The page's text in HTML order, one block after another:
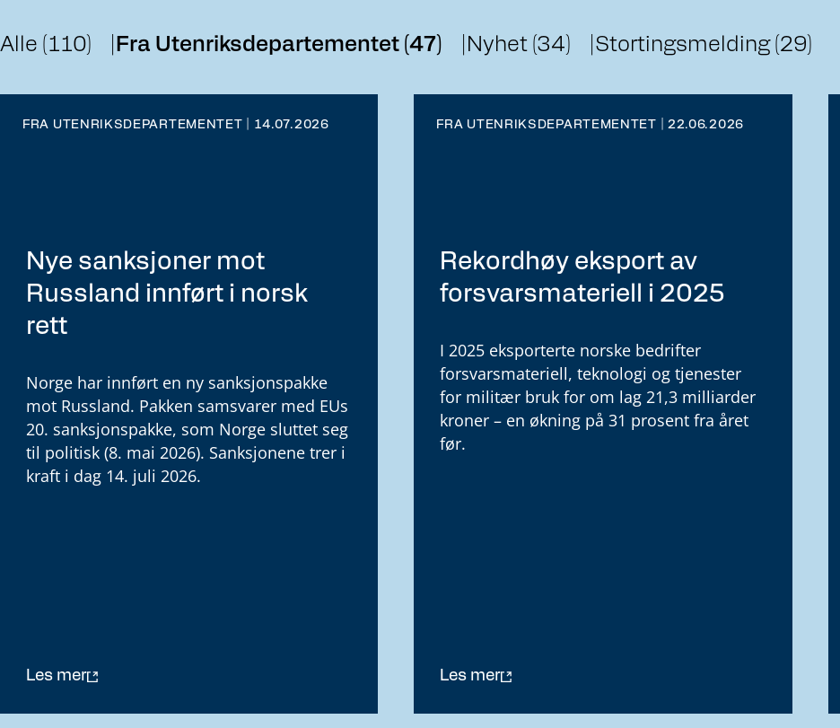
Alle (110) Fra Utenriksdepartementet (47) Nyhet (34) Stortingsmelding (29)
FRA UTENRIKSDEPARTEMENTET | 14.07.2026
Nye sanksjoner mot
Russland innført i norsk
rett
Norge har innført en ny sanksjonspakke
mot Russland. Pakken samsvarer med EUs
20. sanksjonspakke, som Norge sluttet seg
til politisk (8. mai 2026). Sanksjonene trer i
kraft i dag 14. juli 2026.
Les mer
FRA UTENRIKSDEPARTEMENTET | 22.06.2026
Rekordhøy eksport av
forsvarsmateriell i 2025
I 2025 eksporterte norske bedrifter
forsvarsmateriell, teknologi og tjenester
for militær bruk for om lag 21,3 milliarder
kroner – en økning på 31 prosent fra året
før.
Les mer